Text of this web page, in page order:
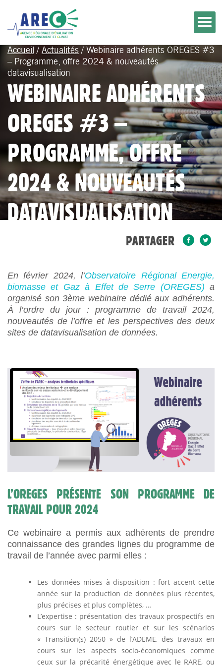
Accueil / Actualités / Webinaire adhérents OREGES #3
– Programme, offre 2024 & nouveautés
datavisualisation
WEBINAIRE ADHÉRENTS
OREGES #3 –
PROGRAMME, OFFRE
2024 & NOUVEAUTÉS
DATAVISUALISATION
PARTAGER
En février 2024, l’Observatoire Régional Energie,
biomasse et Gaz à Effet de Serre (OREGES) a
organisé son 3ème webinaire dédié aux adhérents.
À l’ordre du jour : programme de travail 2024,
nouveautés de l’offre et les perspectives des deux
sites de datavisualisation de données.
L’OREGES PRÉSENTE SON PROGRAMME DE
TRAVAIL POUR 2024
Ce webinaire a permis aux adhérents de prendre
connaissance des grandes lignes du programme de
travail de l’année avec parmi elles :
Les données mises à disposition : fort accent cette
année sur la production de données plus récentes,
plus précises et plus complètes, …
L’expertise : présentation des travaux prospectifs en
cours sur le secteur routier et sur les scénarios
« Transition(s) 2050 » de l’ADEME, des travaux en
cours sur les aspects socio-économiques comme
ceux sur la précarité énergétique avec le RARE, ou